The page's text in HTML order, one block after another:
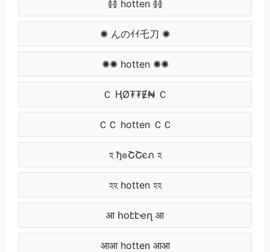
࿅࿅ hotten ࿅࿅
✺ んのｲｲ乇刀 ✺
✺✺ hotten ✺✺
Ｃ ⱧØ₮₮Ɇ₦ Ｃ
ＣＣ hotten ＣＣ
হ ђ๏ՇՇєภ হ
হহ hotten হহ
आ հօէէҽղ आ
आआ hotten आआ